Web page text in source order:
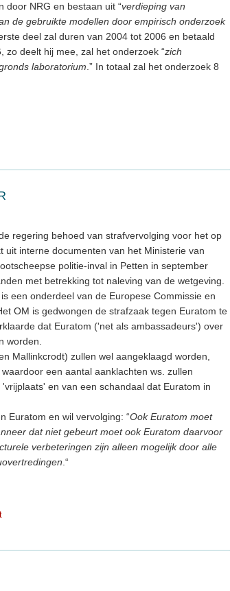
door NRG en bestaan uit “verdieping van
de gebruikte modellen door empirisch onderzoek
deel zal duren van 2004 tot 2006 en betaald
zo deelt hij mee, zal het onderzoek “zich
laboratorium .” In totaal zal het onderzoek 8
regering behoed van strafvervolging voor het op
interne documenten van het Ministerie van
politie-inval in Petten in september
met betrekking tot naleving van de wetgeving.
een onderdeel van de Europese Commissie en
OM is gedwongen de strafzaak tegen Euratom te
dat Euratom ('net als ambassadeurs') over
worden.
Mallinkcrodt) zullen wel aangeklaagd worden,
een aantal aanklachten ws. zullen
en van een schandaal dat Euratom in
Euratom en wil vervolging: “Ook Euratom moet
dat niet gebeurt moet ook Euratom daarvoor
verbeteringen zijn alleen mogelijk door alle
.“